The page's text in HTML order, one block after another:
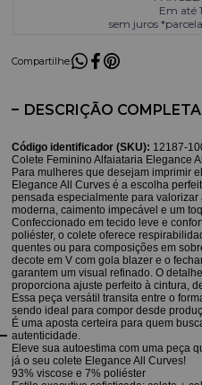
Em até
sem juros
Compartilhe:
DESCRIÇÃO COMPLETA
Código identificador (SKU): 12187-
Colete Feminino Alfaiataria Elegance
Para mulheres que desejam imprimir
Elegance All Curves é a escolha
pensada especialmente para
moderna, caimento impecável e um
Confeccionado em tecido leve e
poliéster, o colete oferece
quentes ou para composições em
decote em V com gola blazer e o
garantem um visual refinado. O
proporciona ajuste perfeito à cintura,
Essa peça versátil transita entre o
sendo ideal para compor desde
É uma aposta certeira para quem
autenticidade.
Eleve sua autoestima com uma peça
já o seu colete Elegance All Curves!
93% viscose e 7% poliéster